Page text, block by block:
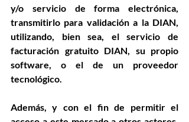
y/o servicio de forma electrónica,
transmitirlo para validación a la DIAN,
utilizando, bien sea, el servicio de
facturación gratuito DIAN, su propio
software, o el de un proveedor
tecnológico.
Además, y con el fin de permitir el